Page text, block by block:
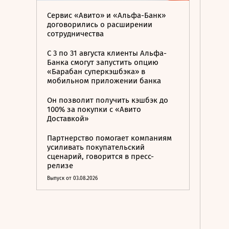
Сервис «Авито» и «Альфа-Банк»
договорились о расширении
сотрудничества
С 3 по 31 августа клиенты Альфа-
Банка смогут запустить опцию
«Барабан суперкэшбэка» в
мобильном приложении банка
Он позволит получить кэшбэк до
100% за покупки с «Авито
Доставкой»
Партнерство помогает компаниям
усиливать покупательский
сценарий, говорится в пресс-
релизе
Выпуск от 03.08.2026